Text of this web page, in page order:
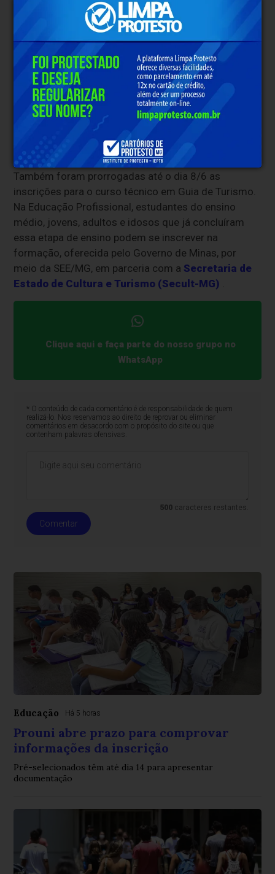
à formação profissional.
O programa é ofertado em escolas estaduais com
proposta flexível e integrada à formação técnica. Os
estudantes podem concluir o ensino médio ao
mesmo tempo em que realizam um curso
profissionalizante, obtendo dupla certificação e
ampliando as oportunidades de inserção no mercado
Guia de Turismo
Também foram prorrogadas até o dia 8/6 as
inscrições para o curso técnico em Guia de Turismo.
Na Educação Profissional, estudantes do ensino
médio, jovens, adultos e idosos que já concluíram
essa etapa de ensino podem se inscrever na
formação, oferecida pelo Governo de Minas, por
meio da SEE/MG, em parceria com a Secretaria de
Estado de Cultura e Turismo (Secult-MG)
Clique aqui e faça parte do nosso grupo no
WhatsApp
* O conteúdo de cada comentário é de responsabilidade de quem
realizá-lo. Nos reservamos ao direito de reprovar ou eliminar
comentários em desacordo com o propósito do site ou que
contenham palavras ofensivas.
500 caracteres restantes.
Comentar
Educação Há 5 horas
Prouni abre prazo para comprovar
informações da inscrição
Pré-selecionados têm até dia 14 para apresentar
documentação